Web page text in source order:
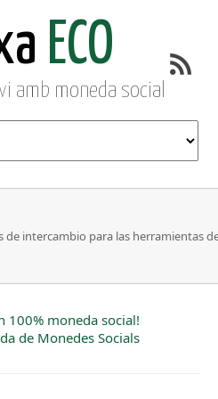
ECO
amb moneda social
de intercambio para las herramientas
100% moneda social!
de Monedes Socials